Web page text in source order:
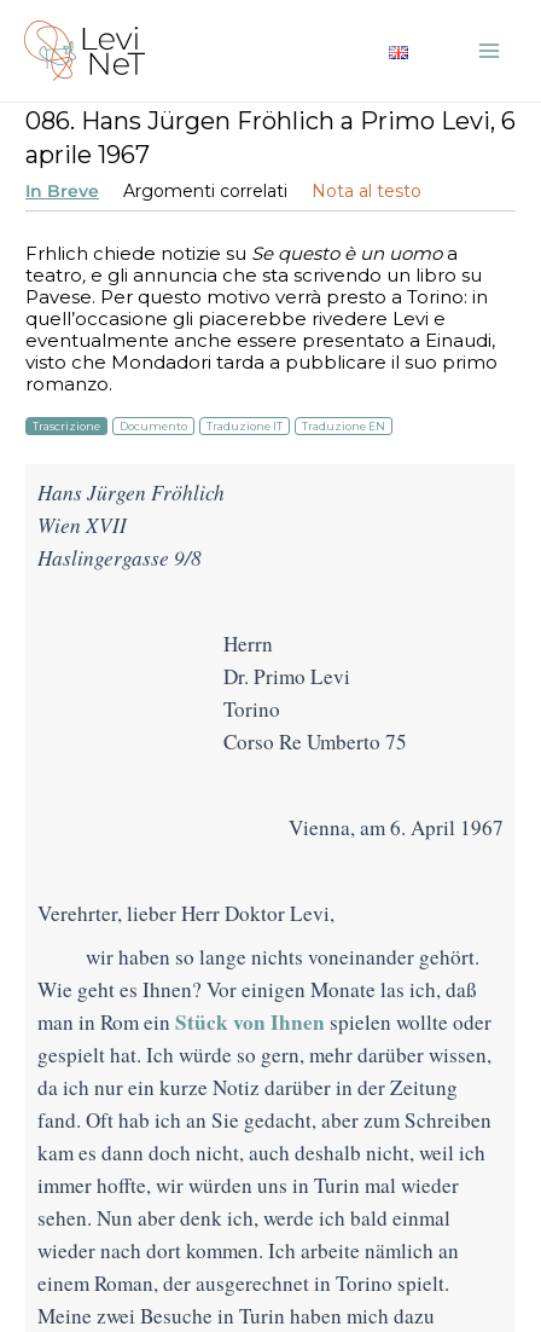
contenuto
086. Hans Jürgen Fröhlich a Primo Levi, 6
aprile 1967
In Breve Argomenti correlati Nota al testo
Frӧhlich chiede notizie su Se questo è un uomoa
teatro, e gli annuncia che sta scrivendo un libro su
Pavese. Per questo motivo verrà presto a Torino: in
quell’occasione gli piacerebbe rivedere Levi e
eventualmente anche essere presentato a Einaudi,
visto che Mondadori tarda a pubblicare il suo primo
romanzo.
Trascrizione Documento Traduzione IT Traduzione EN
Hans Jürgen Fröhlich
Wien XVII
Haslingergasse 9/8
Herrn
Dr. Primo Levi
Torino
Corso Re Umberto 75
Vienna, am 6. April 1967
Verehrter, lieber Herr Doktor Levi,
wir haben so lange nichts voneinander gehört.
Wie geht es Ihnen? Vor einigen Monate las ich, daß
man in Rom ein Stück von Ihnen spielen wollte oder
gespielt hat. Ich würde so gern, mehr darüber wissen,
da ich nur ein kurze Notiz darüber in der Zeitung
fand. Oft hab ich an Sie gedacht, aber zum Schreiben
kam es dann doch nicht, auch deshalb nicht, weil ich
immer hoffte, wir würden uns in Turin mal wieder
sehen. Nun aber denk ich, werde ich bald einmal
wieder nach dort kommen. Ich arbeite nämlich an
einem Roman, der ausgerechnet in Torino spielt.
Meine zwei Besuche in Turin haben mich dazu